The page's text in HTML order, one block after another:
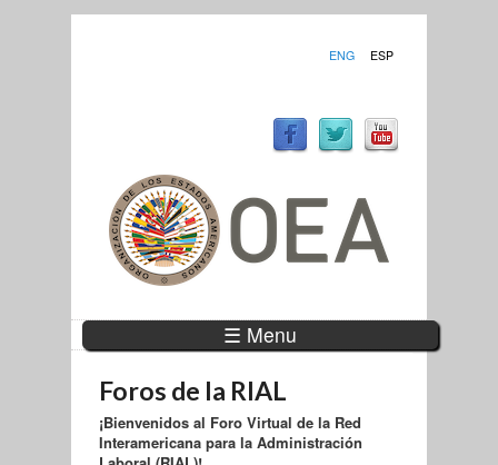
ENG ESP
☰ Menu
Foros de la RIAL
¡Bienvenidos al Foro Virtual de la Red
Interamericana para la Administración